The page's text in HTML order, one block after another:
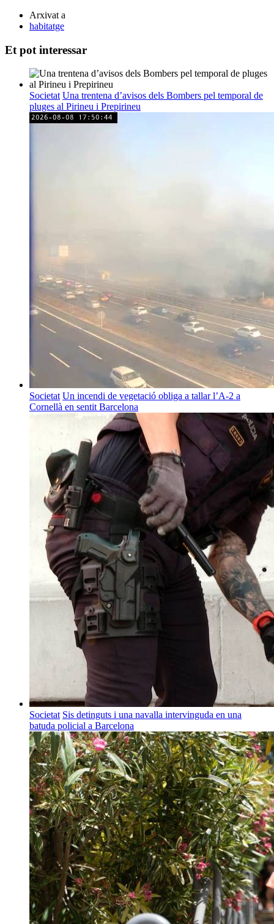
Arxivat a
habitatge
Et pot interessar
Societat Una trentena d’avisos dels Bombers pel temporal de
pluges al Pirineu i Prepirineu
Societat Un incendi de vegetació obliga a tallar l’A-2 a
Cornellà en sentit Barcelona
Societat Sis detinguts i una navalla intervinguda en una
batuda policial a Barcelona